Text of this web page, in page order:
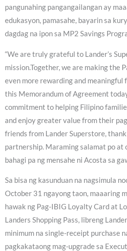
pangunahing pangangailangan ay
edukasyon, pamasahe, bayarin sa
dagdag na ipon sa MP2 Savings
“We are truly grateful to Lander’s
mission.Together, we are making the
even more rewarding and meaningful
this Memorandum of Agreement
commitment to helping Filipino
and enjoy greater value from their
friends from Lander Superstore,
partnership. Maraming salamat po at
bahagi pa ng mensahe ni Acosta sa
Sa bisa ng kasunduan na nagsimula
October 31 ngayong taon, maaaring
hawak ng Pag-IBIG Loyalty Card at
Landers Shopping Pass, libreng
minimum na single-receipt purchase
pagkakataong mag-upgrade sa